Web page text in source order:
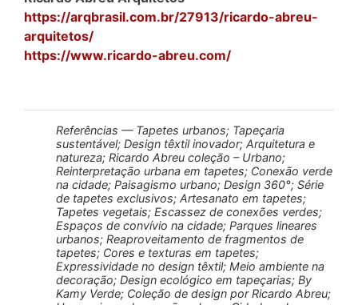
https://arqbrasil.com.br/27913/ricardo-abreu-
arquitetos/
https://www.ricardo-abreu.com/
Referências — Tapetes urbanos; Tapeçaria
sustentável; Design têxtil inovador; Arquitetura e
natureza; Ricardo Abreu coleção – Urbano;
Reinterpretação urbana em tapetes; Conexão verde
na cidade; Paisagismo urbano; Design 360°; Série
de tapetes exclusivos; Artesanato em tapetes;
Tapetes vegetais; Escassez de conexões verdes;
Espaços de convívio na cidade; Parques lineares
urbanos; Reaproveitamento de fragmentos de
tapetes; Cores e texturas em tapetes;
Expressividade no design têxtil; Meio ambiente na
decoração; Design ecológico em tapeçarias; By
Kamy Verde; Coleção de design por Ricardo Abreu;